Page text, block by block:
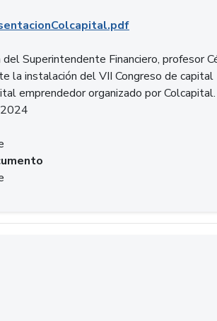
Superintendente Financiero, profesor
la instalación del VII Congreso de capital
emprendedor organizado por